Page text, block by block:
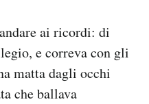
ai ricordi: di
e correva con gli
matta dagli occhi
che ballava